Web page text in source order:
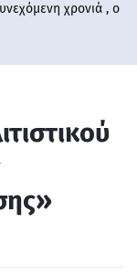
χρονιά , ο